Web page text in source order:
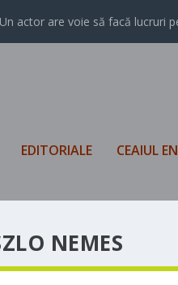
actor are voie să facă lucruri
EDITORIALE CEAIUL
NEMES